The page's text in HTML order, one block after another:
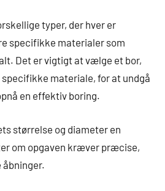
typer, der hver er
specifikke materialer som
Det er vigtigt at vælge et bor,
materiale, for at undgå
en effektiv boring.
størrelse og diameter en
om opgaven kræver præcise,
åbninger.